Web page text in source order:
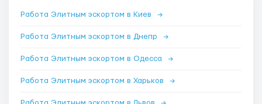
Работа Элитным эскортом в Киев →
Работа Элитным эскортом в Днепр →
Работа Элитным эскортом в Одесса →
Работа Элитным эскортом в Харьков →